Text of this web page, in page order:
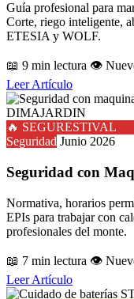
Guía profesional para
Corte, riego inteligente,
ETESIA y WOLF.
📖 9 min lectura 👁️
Leer Artículo
🔥 SEGURESTIVAL
Seguridad Junio 2026
Seguridad con
Normativa, horarios
EPIs para trabajar con
profesionales del monte.
📖 7 min lectura 👁️
Leer Artículo